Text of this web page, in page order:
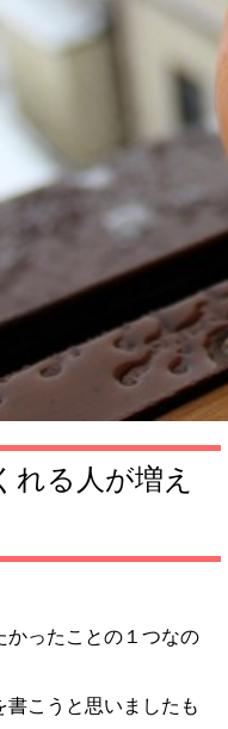
れる人が増え
かったことの１つなの
こうと思いましたも